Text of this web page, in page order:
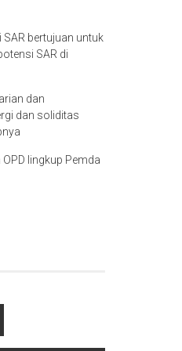
bertujuan untuk
SAR di
dan
dan soliditas
lingkup Pemda